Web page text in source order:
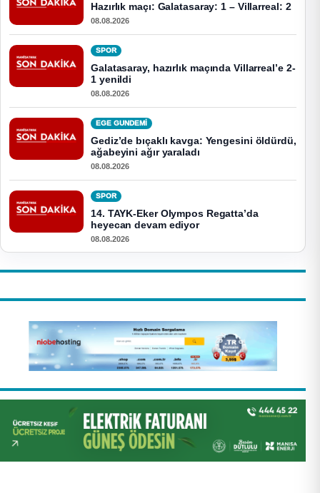
Hazırlık maçı: Galatasaray: 1 – Villarreal: 2
08.08.2026
SPOR
Galatasaray, hazırlık maçında Villarreal’e 2-
1 yenildi
08.08.2026
EGE GUNDEMİ
Gediz’de bıçaklı kavga: Yengesini öldürdü,
ağabeyini ağır yaraladı
08.08.2026
SPOR
14. TAYK-Eker Olympos Regatta’da
heyecan devam ediyor
08.08.2026